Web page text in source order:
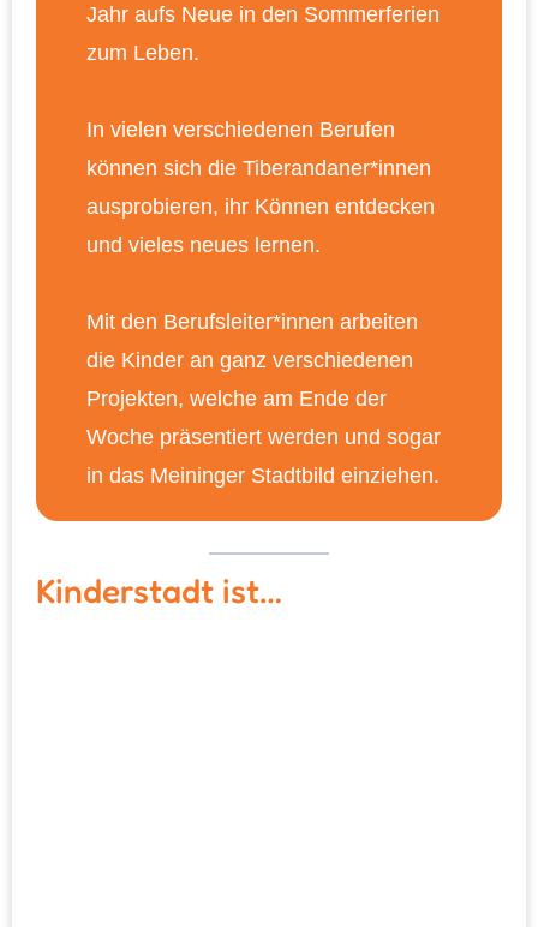
Jahr aufs Neue in den Sommerferien
zum Leben.
In vielen verschiedenen Berufen
können sich die Tiberandaner*innen
ausprobieren, ihr Können entdecken
und vieles neues lernen.
Mit den Berufsleiter*innen arbeiten
die Kinder an ganz verschiedenen
Projekten, welche am Ende der
Woche präsentiert werden und sogar
in das Meininger Stadtbild einziehen.
Kinderstadt ist…